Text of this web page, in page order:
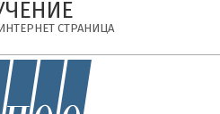
СТРАНИЦА